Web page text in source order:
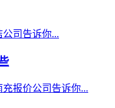
司告诉你...
报价公司告诉你...